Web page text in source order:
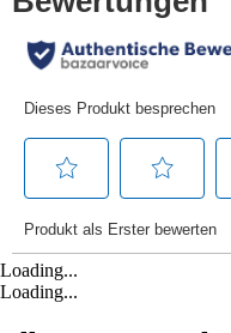
Loading...
Loading...